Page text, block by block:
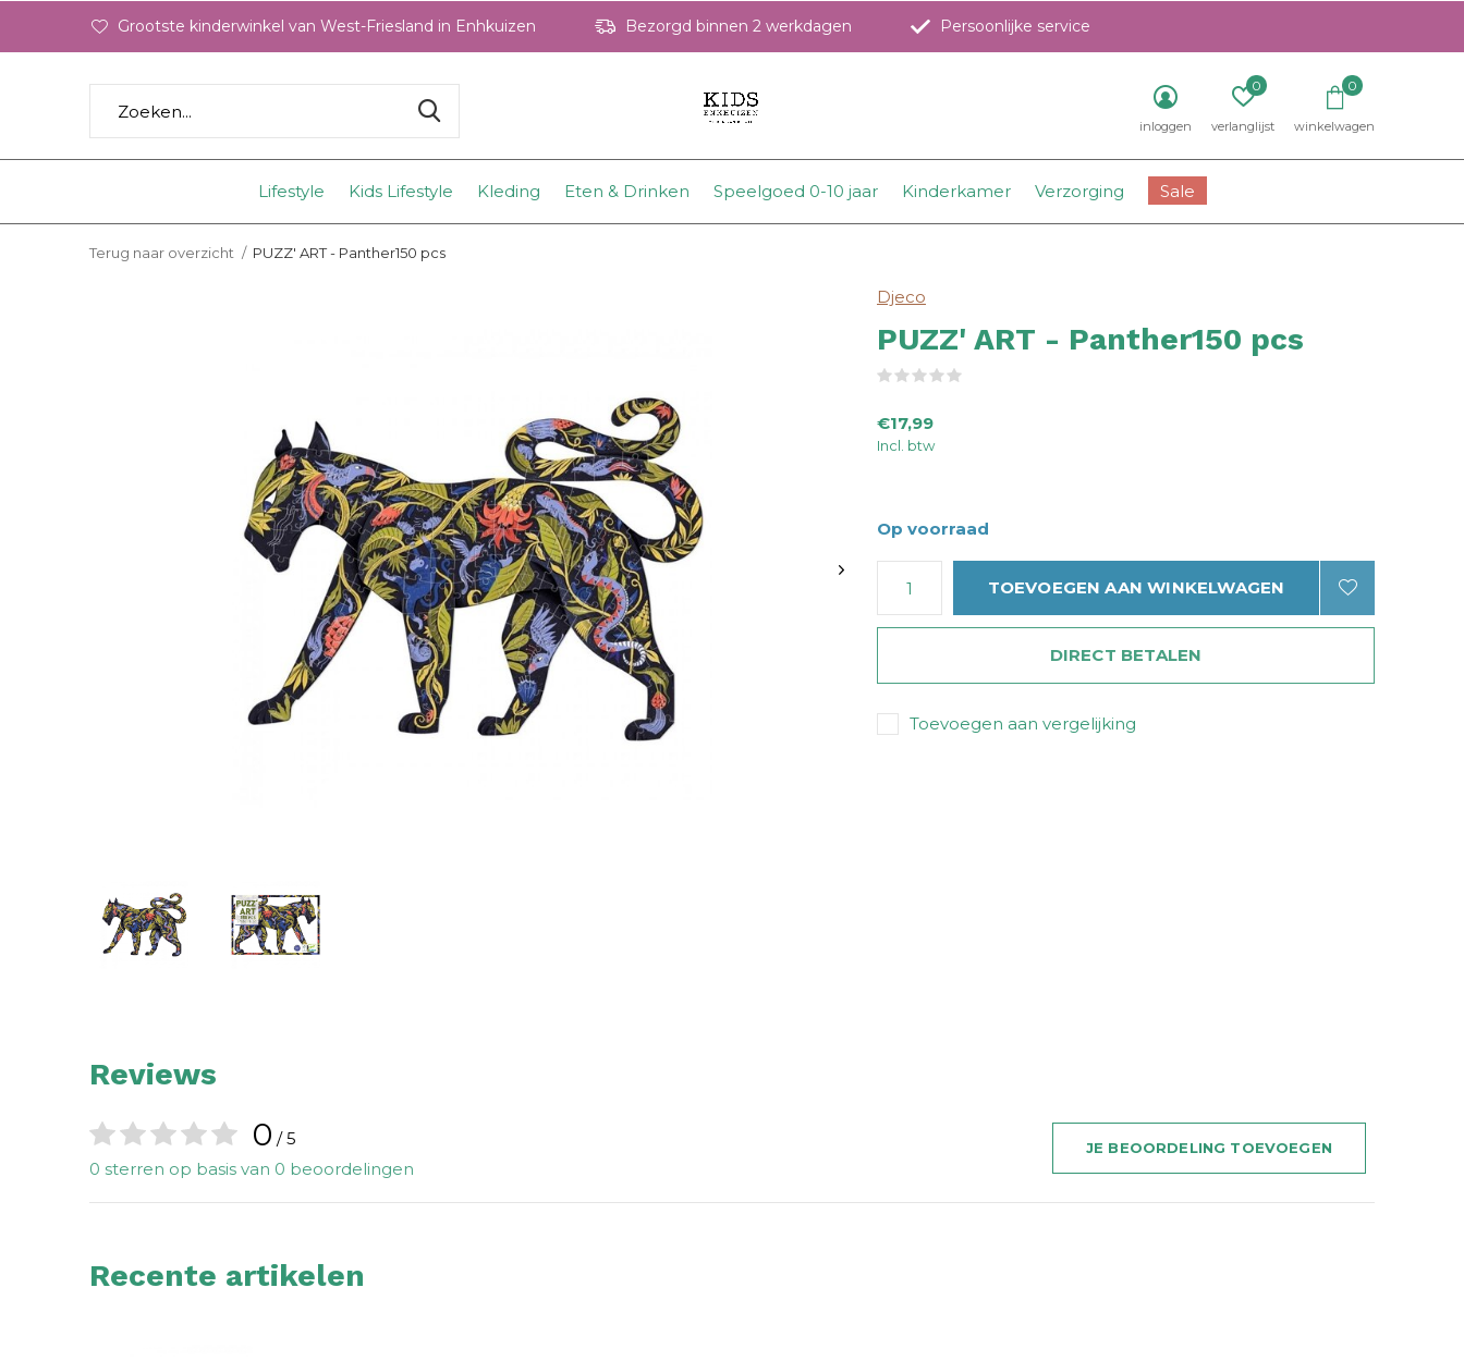
Lifestyle Kids Lifestyle Kleding Eten & Drinken Speelgoed 0-10 jaar Kinderkamer Verzorging Sale
inloggen verlanglijst
0
winkelwagen
0
Grootste kinderwinkel van West-Friesland in Enhkuizen Bezorgd binnen 2 werkdagen Persoonlijke service
Terug naar overzicht PUZZ' ART - Panther150 pcs
Djeco
PUZZ' ART - Panther150 pcs
€17,99
Incl. btw
Op voorraad
TOEVOEGEN AAN WINKELWAGEN
DIRECT BETALEN
Toevoegen aan vergelijking
Reviews
0 / 5
0 sterren op basis van 0 beoordelingen
JE BEOORDELING TOEVOEGEN
Recente artikelen